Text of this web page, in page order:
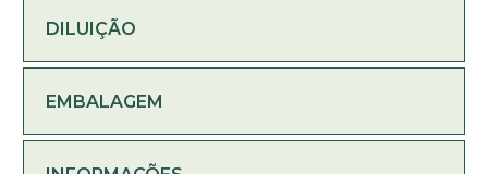
DILUIÇÃO
EMBALAGEM